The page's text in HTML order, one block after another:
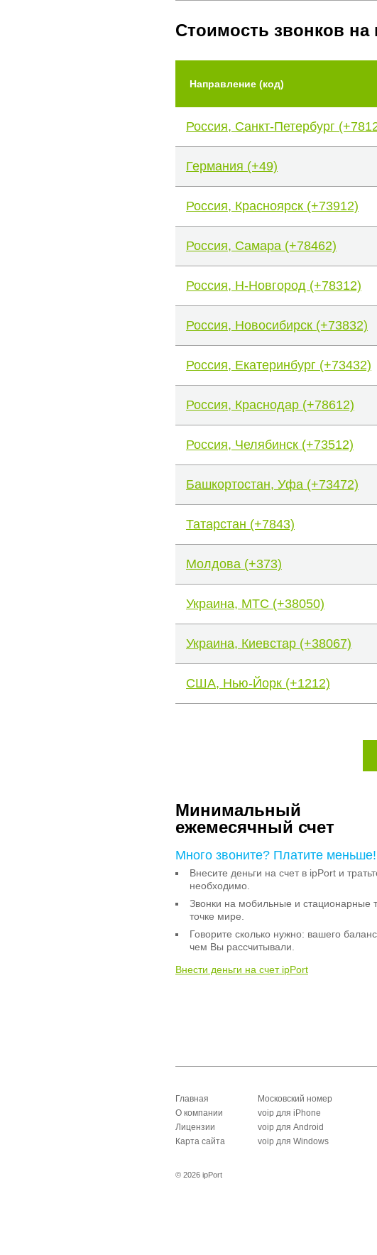
Стоимость звонков
Направление (код)
Россия, Санкт-Петербург
Германия (+49)
Россия, Красноярск (+73912)
Россия, Самара (+78462)
Россия, Н-Новгород (+78312)
Россия, Новосибирск (+73832)
Россия, Екатеринбург (+73432)
Россия, Краснодар (+78612)
Россия, Челябинск (+73512)
Башкортостан, Уфа (+73472)
Татарстан (+7843)
Молдова (+373)
Украина, МТС (+38050)
Украина, Киевстар (+38067)
США, Нью-Йорк (+1212)
Минимальный
ежемесячный счет
Много звоните? Платите меньше!
Внесите деньги на счет в ipPort и
необходимо.
Звонки на мобильные и
точке мире.
Говорите сколько нужно: вашего
чем Вы рассчитывали.
Внести деньги на счет ipPort
Главная
О компании
Лицензии
Карта сайта
Московский номер
voip для iPhone
voip для Android
voip для Windows
© 2026 ipPort